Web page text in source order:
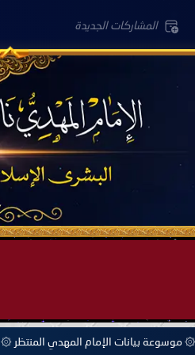
المشاركات الجديدة
۞ موسوعة بيانات الإمام المهدي المنتظر ۞